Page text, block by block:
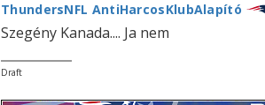
ThundersNFL AntiHarcosKlubAlapító
Szegény Kanada.... Ja nem
Draft